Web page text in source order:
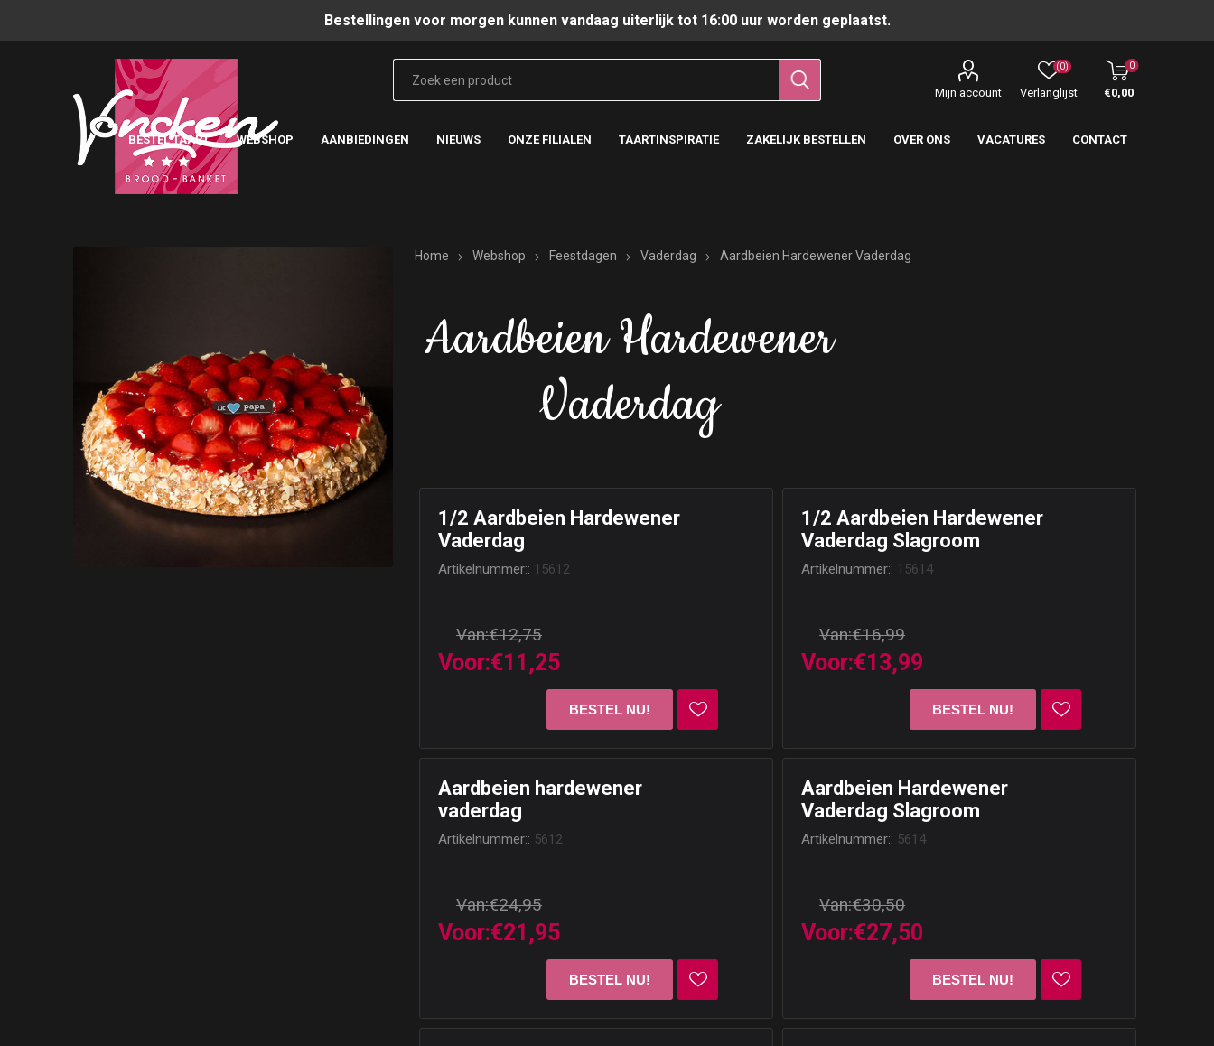
Bestellingen voor morgen kunnen vandaag uiterlijk tot 16:00 uur worden geplaatst.
Mijn account Verlanglijst
(0) 0
€0,00
BESTEL TAART WEBSHOP AANBIEDINGEN NIEUWS ONZE FILIALEN TAARTINSPIRATIE ZAKELIJK BESTELLEN OVER ONS VACATURES CONTACT
Home Webshop Feestdagen Vaderdag Aardbeien Hardewener Vaderdag
Aardbeien Hardewener
Vaderdag
1/2 Aardbeien Hardewener
Vaderdag
Artikelnummer:: 15612
Van:€12,75
Voor:€11,25
1/2 Aardbeien Hardewener
Vaderdag Slagroom
Artikelnummer:: 15614
Van:€16,99
Voor:€13,99
Aardbeien hardewener
vaderdag
Artikelnummer:: 5612
Van:€24,95
Voor:€21,95
Aardbeien Hardewener
Vaderdag Slagroom
Artikelnummer:: 5614
Van:€30,50
Voor:€27,50